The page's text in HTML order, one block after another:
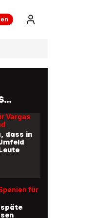
Vargas
dass in
für